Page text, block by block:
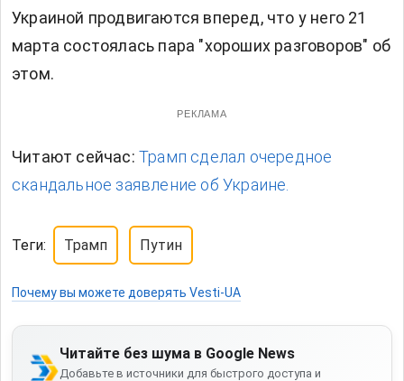
Украиной продвигаются вперед, что у него 21
марта состоялась пара "хороших разговоров" об
этом.
РЕКЛАМА
Читают сейчас: Трамп сделал очередное
скандальное заявление об Украине.
Теги: Трамп Путин
Почему вы можете доверять Vesti-UA
Читайте без шума в Google News
Добавьте в источники для быстрого доступа и